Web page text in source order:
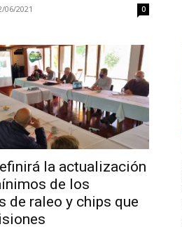
06/2021 0
la actualización
de los
de raleo y chips que